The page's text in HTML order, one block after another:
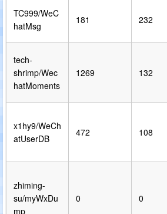
TC999/WeC
hatMsg
181 232
tech-
shrimp/Wec
hatMoments
1269 132
x1hy9/WeCh
atUserDB
472 108
zhiming-
su/myWxDu
mp
0 0